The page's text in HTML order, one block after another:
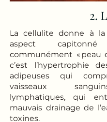
2.
La cellulite donne à
aspect capitonné
communément « peau
c’est l’hypertrophie
adipeuses qui
vaisseaux
lymphatiques, qui
mauvais drainage de
toxines.